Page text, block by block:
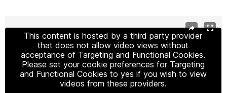
This content is hosted by a third party provider
that does not allow video views without
acceptance of Targeting and Functional Cookies.
Please set your cookie preferences for Targeting
and Functional Cookies to yes if you wish to view
videos from these providers.